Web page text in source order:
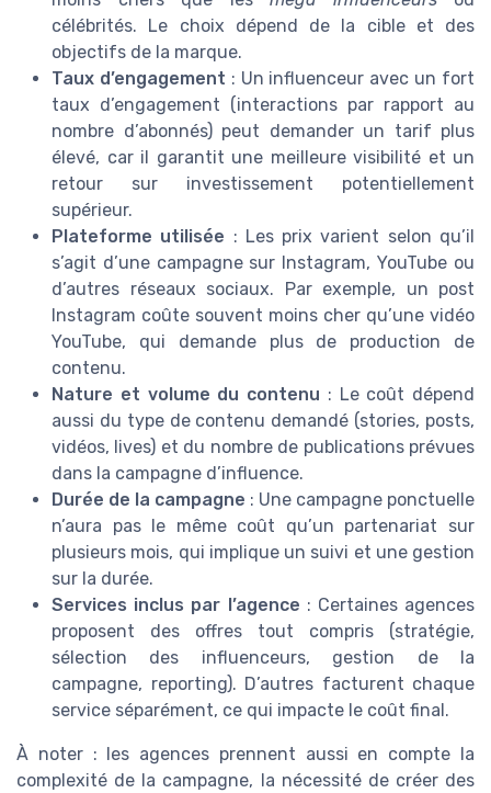
célébrités. Le choix dépend de la cible et des
objectifs de la marque.
Taux d’engagement : Un influenceur avec un fort
taux d’engagement (interactions par rapport au
nombre d’abonnés) peut demander un tarif plus
élevé, car il garantit une meilleure visibilité et un
retour sur investissement potentiellement
supérieur.
Plateforme utilisée : Les prix varient selon qu’il
s’agit d’une campagne sur Instagram, YouTube ou
d’autres réseaux sociaux. Par exemple, un post
Instagram coûte souvent moins cher qu’une vidéo
YouTube, qui demande plus de production de
contenu.
Nature et volume du contenu : Le coût dépend
aussi du type de contenu demandé (stories, posts,
vidéos, lives) et du nombre de publications prévues
dans la campagne d’influence.
Durée de la campagne : Une campagne ponctuelle
n’aura pas le même coût qu’un partenariat sur
plusieurs mois, qui implique un suivi et une gestion
sur la durée.
Services inclus par l’agence : Certaines agences
proposent des offres tout compris (stratégie,
sélection des influenceurs, gestion de la
campagne, reporting). D’autres facturent chaque
service séparément, ce qui impacte le coût final.
À noter : les agences prennent aussi en compte la
complexité de la campagne, la nécessité de créer des